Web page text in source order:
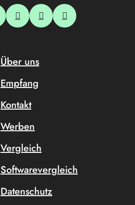
Über uns
Empfang
Kontakt
Werben
Vergleich
Softwarevergleich
Datenschutz